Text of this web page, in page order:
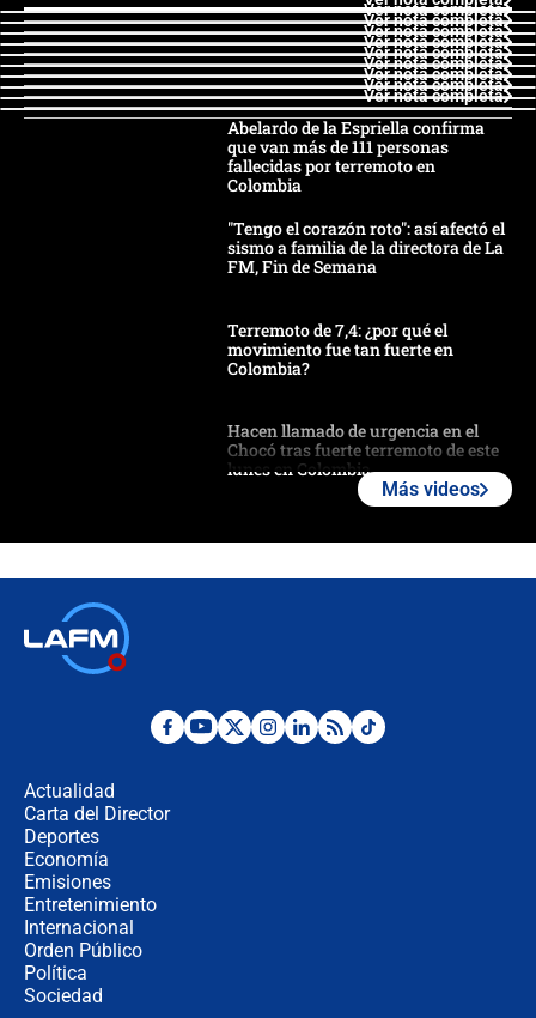
Ver nota completa
Ver nota completa
Ver nota completa
Ver nota completa
Ver nota completa
Ver nota completa
Ver nota completa
Ver nota completa
Ver nota completa
Abelardo de la Espriella confirma
que van más de 111 personas
fallecidas por terremoto en
Colombia
"Tengo el corazón roto": así afectó el
sismo a familia de la directora de La
FM, Fin de Semana
Terremoto de 7,4: ¿por qué el
movimiento fue tan fuerte en
Colombia?
Hacen llamado de urgencia en el
Chocó tras fuerte terremoto de este
lunes en Colombia
Fuerte temblor en Colombia hoy:
Más videos
Actualidad
Carta del Director
Deportes
Economía
Emisiones
Entretenimiento
Internacional
Orden Público
Política
Sociedad